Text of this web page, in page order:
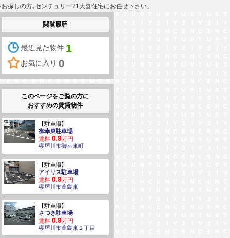
探しの方､センチュリー21大喜住宅にお任せ下さい。
閲覧履歴
最近見た物件 1
お気に入り 0
このページをご覧の方に
おすすめの賃貸物件
【駐車場】
御幸東駐車場
賃料 0.9万円
寝屋川市御幸東町
【駐車場】
アイリス駐車場
賃料 0.9万円
寝屋川市萱島東
【駐車場】
さつき駐車場
賃料 0.9万円
寝屋川市萱島東２丁目